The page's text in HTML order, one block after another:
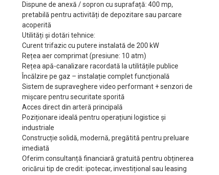
Dispune de anexă / sopron cu suprafață: 400 mp,
pretabilă pentru activități de depozitare sau parcare
acoperită
Utilități și dotări tehnice:
Curent trifazic cu putere instalată de 200 kW
Rețea aer comprimat (presiune: 10 atm)
Rețea apă-canalizare racordată la utilitățile publice
Încălzire pe gaz – instalație complet funcțională
Sistem de supraveghere video performant + senzori de
mișcare pentru securitate sporită
Acces direct din arteră principală
Poziționare ideală pentru operațiuni logistice și
industriale
Construcție solidă, modernă, pregătită pentru preluare
imediată
Oferim consultanță financiară gratuită pentru obținerea
oricărui tip de credit: ipotecar, investițional sau leasing